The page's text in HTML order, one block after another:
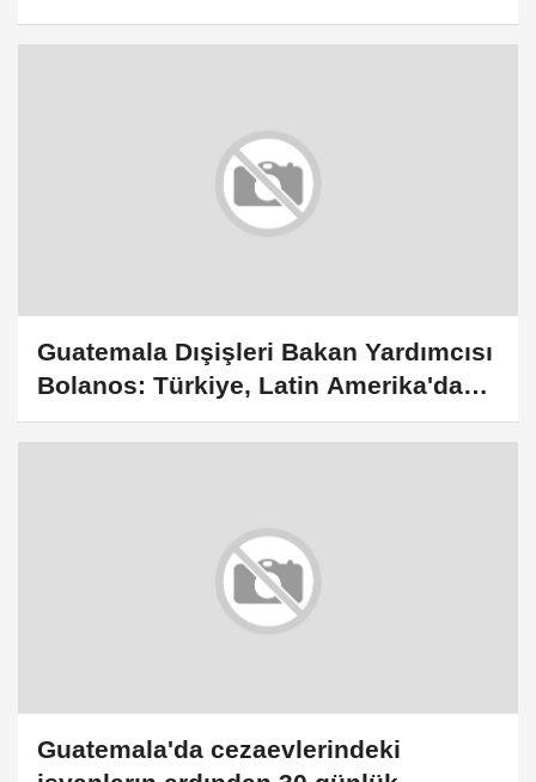
yarışmasına övgü:
Guatemala Dışişleri Bakan Yardımcısı
Bolanos: Türkiye, Latin Amerika'daki
stratejik ortağımızdır
Guatemala'da cezaevlerindeki